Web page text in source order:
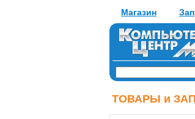
Магазин
ТОВАРЫ и